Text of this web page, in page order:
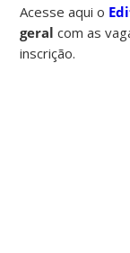
Acesse aqui o
geralcom as
inscrição.